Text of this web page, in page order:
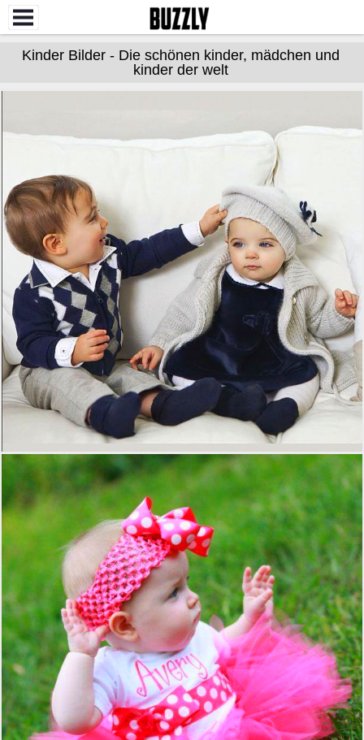
Kinder Bilder - Die schönen kinder, mädchen und
kinder der welt